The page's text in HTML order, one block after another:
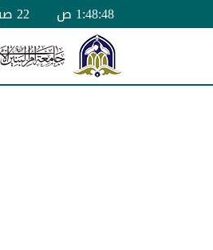
1:48:48 ص 22 صفر 1448